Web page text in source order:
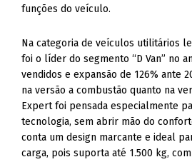
funções do veículo.
Na categoria de veículos utilitários
foi o líder do segmento “D Van” no
vendidos e expansão de 126% ante
na versão a combustão quanto na
Expert foi pensada especialmente
tecnologia, sem abrir mão do
conta um design marcante e ideal
carga, pois suporta até 1.500 kg,